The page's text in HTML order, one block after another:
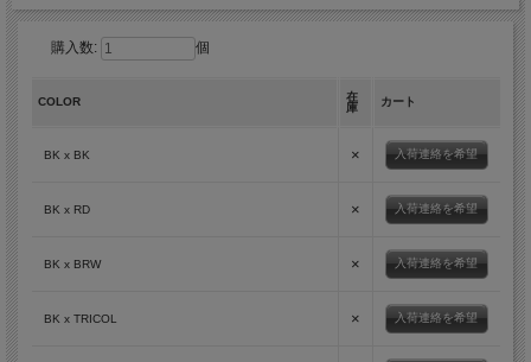
購入数: 個
COLOR
在
庫
カート
BK x BK × 入荷連絡を希望
BK x RD × 入荷連絡を希望
BK x BRW × 入荷連絡を希望
BK x TRICOL × 入荷連絡を希望